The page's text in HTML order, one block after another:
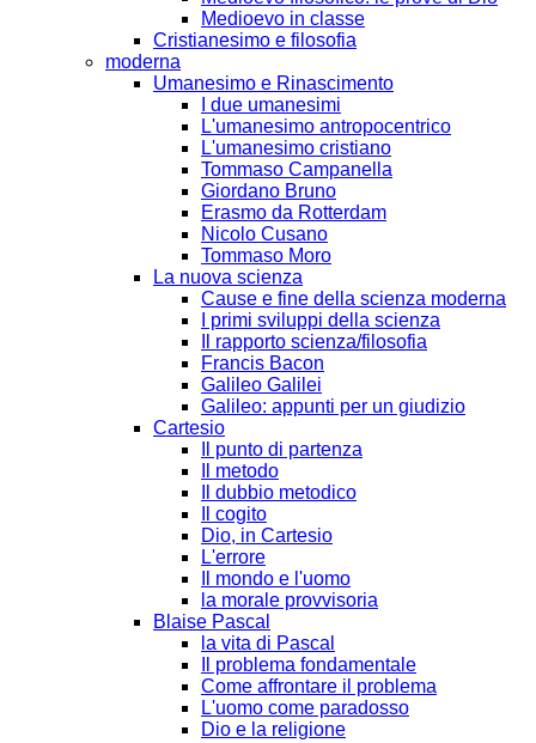
Medioevo in classe
Cristianesimo e filosofia
moderna
Umanesimo e Rinascimento
I due umanesimi
L'umanesimo antropocentrico
L'umanesimo cristiano
Tommaso Campanella
Giordano Bruno
Erasmo da Rotterdam
Nicolo Cusano
Tommaso Moro
La nuova scienza
Cause e fine della scienza moderna
I primi sviluppi della scienza
Il rapporto scienza/filosofia
Francis Bacon
Galileo Galilei
Galileo: appunti per un giudizio
Cartesio
Il punto di partenza
Il metodo
Il dubbio metodico
Il cogito
Dio, in Cartesio
L'errore
Il mondo e l'uomo
la morale provvisoria
Blaise Pascal
la vita di Pascal
Il problema fondamentale
Come affrontare il problema
L'uomo come paradosso
Dio e la religione